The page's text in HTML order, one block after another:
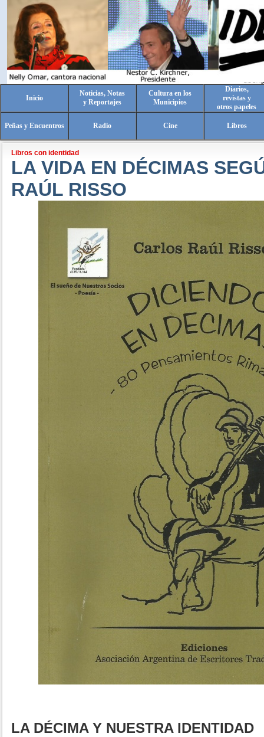
Inicio
Noticias, Notas
y Reportajes
Cultura en los
Municipios
Diarios,
revistas y
otros papeles
Peñas y Encuentros Radio Cine Libros
Libros con identidad
LA VIDA EN DÉCIMAS
RAÚL RISSO
LA DÉCIMA Y NUESTRA IDENTIDAD